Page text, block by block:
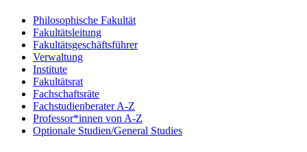
Philosophische Fakultät
Fakultätsleitung
Fakultätsgeschäftsführer
Verwaltung
Institute
Fakultätsrat
Fachschaftsräte
Fachstudienberater A-Z
Professor*innen von A-Z
Optionale Studien/General Studies